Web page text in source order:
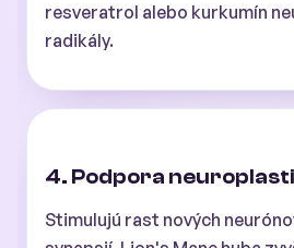
resveratrol alebo kurkumín
radikály.
4. Podpora
Stimulujú rast nových